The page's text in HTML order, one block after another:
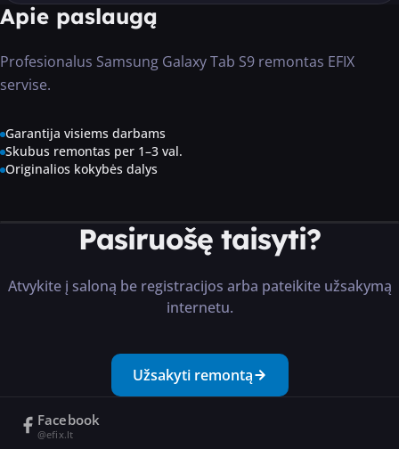
Apie paslaugą
Profesionalus Samsung Galaxy Tab S9 remontas EFIX
servise.
Garantija visiems darbams
Skubus remontas per 1–3 val.
Originalios kokybės dalys
Pasiruošę taisyti?
Atvykite į saloną be registracijos arba pateikite užsakymą
internetu.
Užsakyti remontą
Facebook
@efix.lt